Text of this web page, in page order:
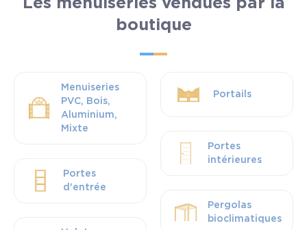
Les menuiseries vendues par la
boutique
Menuiseries
PVC, Bois,
Aluminium,
Mixte
Portes
d'entrée
Portails
Portes
intérieures
Pergolas
bioclimatiques